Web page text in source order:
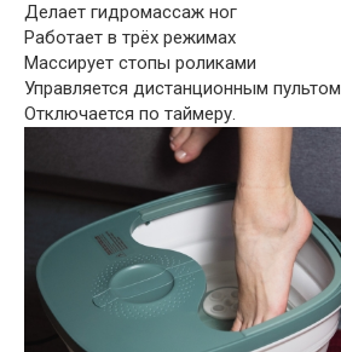
Делает гидромассаж ног
Работает в трёх режимах
Массирует стопы роликами
Управляется дистанционным пультом
Отключается по таймеру.